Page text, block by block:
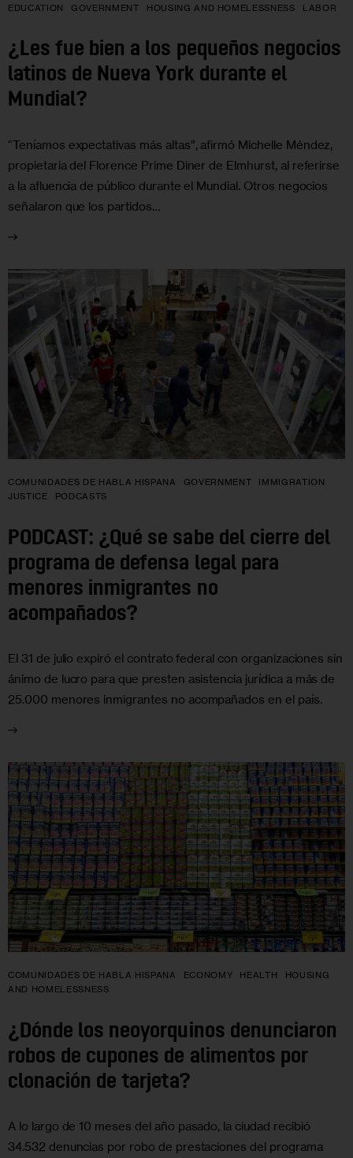
EDUCATION
GOVERNMENT HOUSING AND HOMELESSNESS LABOR
¿Les fue bien a los pequeños negocios
latinos de Nueva York durante el
Mundial?
“Teníamos expectativas más altas”, afirmó Michelle Méndez,
propietaria del Florence Prime Diner de Elmhurst, al referirse
a la afluencia de público durante el Mundial. Otros negocios
señalaron que los partidos…
COMUNIDADES DE HABLA HISPANA GOVERNMENT
IMMIGRATION
JUSTICE
PODCASTS
PODCAST: ¿Qué se sabe del cierre del
programa de defensa legal para
menores inmigrantes no
acompañados?
El 31 de julio expiró el contrato federal con organizaciones sin
ánimo de lucro para que presten asistencia jurídica a más de
25.000 menores inmigrantes no acompañados en el país.
COMUNIDADES DE HABLA HISPANA ECONOMY HEALTH
HOUSING
AND HOMELESSNESS
¿Dónde los neoyorquinos denunciaron
robos de cupones de alimentos por
clonación de tarjeta?
A lo largo de 10 meses del año pasado, la ciudad recibió
34.532 denuncias por robo de prestaciones del programa